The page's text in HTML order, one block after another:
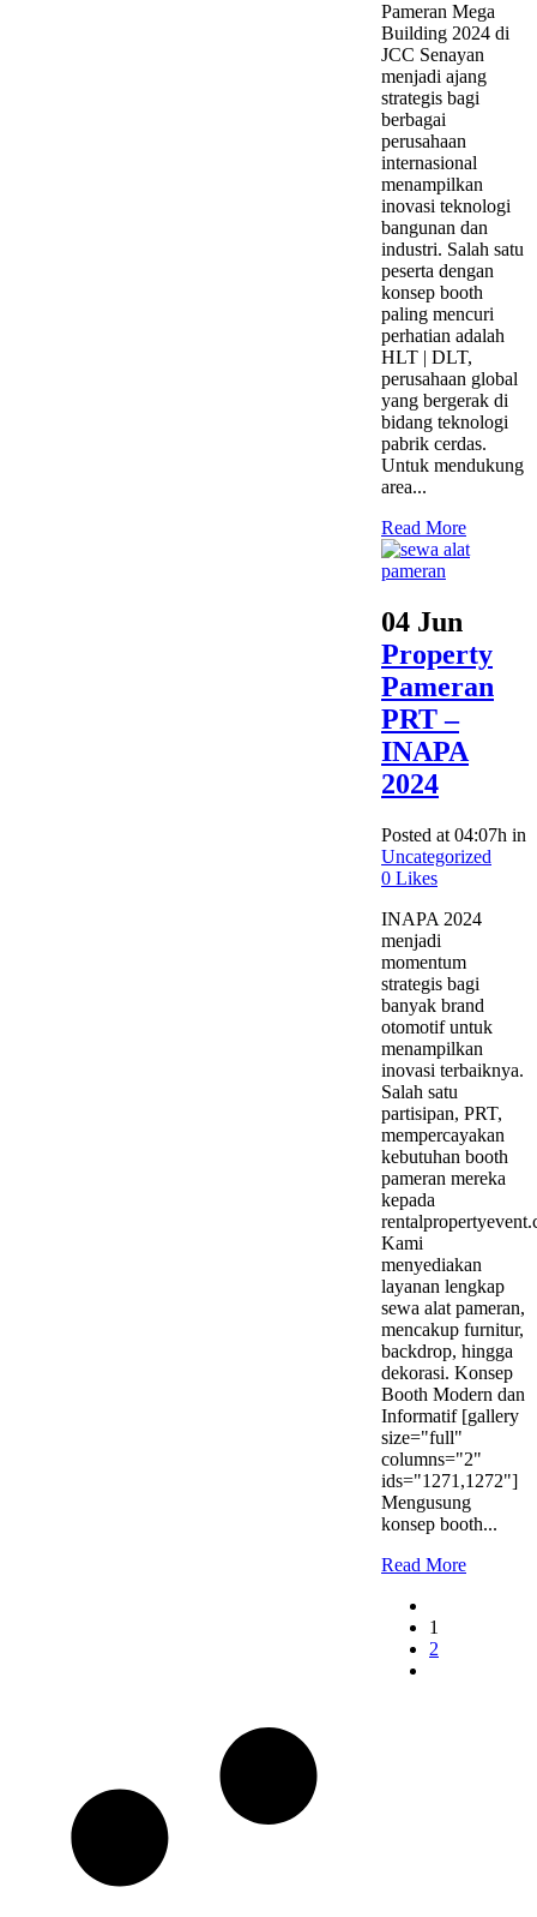
Pameran Mega
Building 2024 di
JCC Senayan
menjadi ajang
strategis bagi
berbagai
perusahaan
internasional
menampilkan
inovasi teknologi
bangunan dan
industri. Salah satu
peserta dengan
konsep booth
paling mencuri
perhatian adalah
HLT | DLT,
perusahaan global
yang bergerak di
bidang teknologi
pabrik cerdas.
Untuk mendukung
area...
Read More
04 Jun
Property
Pameran
PRT –
INAPA
2024
Posted at 04:07h in
Uncategorized
0 Likes
INAPA 2024
menjadi
momentum
strategis bagi
banyak brand
otomotif untuk
menampilkan
inovasi terbaiknya.
Salah satu
partisipan, PRT,
mempercayakan
kebutuhan booth
pameran mereka
kepada
Kami
menyediakan
layanan lengkap
sewa alat pameran,
mencakup furnitur,
backdrop, hingga
dekorasi. Konsep
Booth Modern dan
Informatif [gallery
size="full"
columns="2"
ids="1271,1272"]
Mengusung
konsep booth...
Read More
1
2